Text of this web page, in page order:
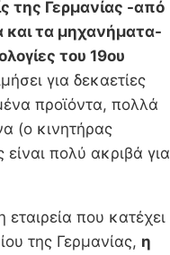
της Γερμανίας -από
και τα μηχανήματα-
του 19ου
για δεκαετίες
προϊόντα, πολλά
(ο κινητήρας
πολύ ακριβά για
που κατέχει
της Γερμανίας, η